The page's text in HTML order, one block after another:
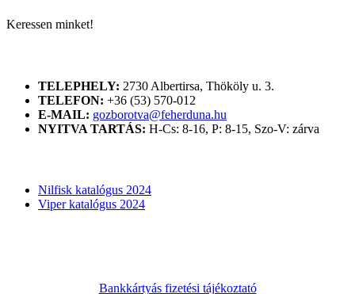
Keressen minket!
TELEPHELY: 2730 Albertirsa, Thököly u. 3.
TELEFON: +36 (53) 570-012
E-MAIL: gozborotva@feherduna.hu
NYITVA TARTÁS: H-Cs: 8-16, P: 8-15, Szo-V: zárva
Nilfisk katalógus 2024
Viper katalógus 2024
Bankkártyás fizetési tájékoztató